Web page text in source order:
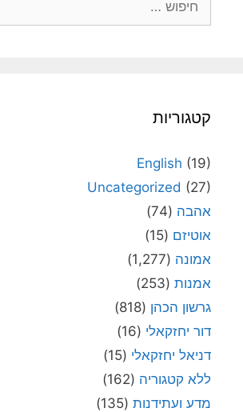
קטגוריות
English (19)
Uncategorized (27)
אהבה (74)
אוטיזם (15)
אמונה (1,277)
אמנות (253)
גרשון הכהן (818)
דור יחזקאלי (16)
דניאל יחזקאלי (15)
ללא קטגוריה (162)
מדע ועתידנות (135)